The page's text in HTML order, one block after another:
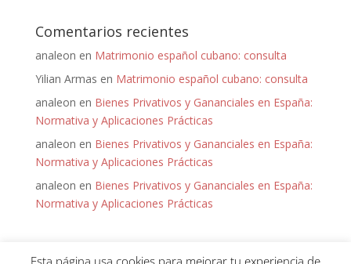
Comentarios recientes
analeon en Matrimonio español cubano: consulta
Yilian Armas en Matrimonio español cubano: consulta
analeon en Bienes Privativos y Gananciales en España:
Normativa y Aplicaciones Prácticas
analeon en Bienes Privativos y Gananciales en España:
Normativa y Aplicaciones Prácticas
analeon en Bienes Privativos y Gananciales en España:
Normativa y Aplicaciones Prácticas
Esta página usa cookies para mejorar tu experiencia de